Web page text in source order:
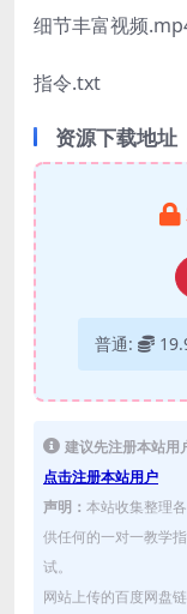
细节丰富视频
指令.txt
资源下载地址
普通:
建议先注册本站用
点击注册本站用户
声明： 本站收集整理
供任何的一对一教学
试。
网站上传的百度网盘